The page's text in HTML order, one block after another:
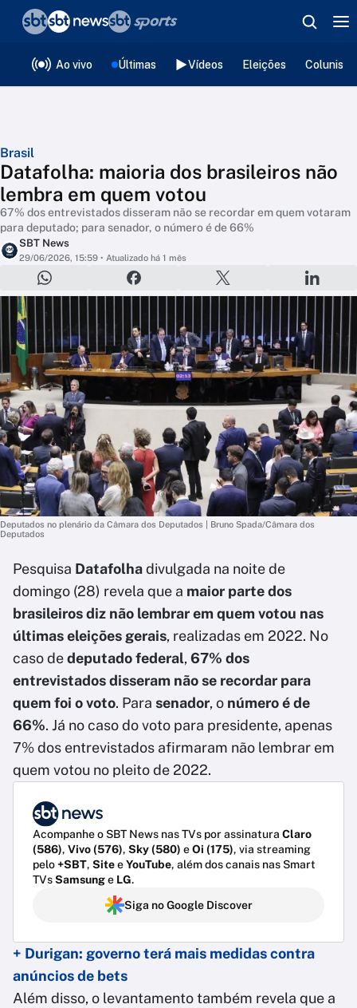
Ao vivo Últimas Vídeos Eleições
Brasil
Datafolha: maioria dos brasileiros não
lembra em quem votou
67% dos entrevistados disseram não se recordar em quem votaram
para deputado; para senador, o número é de 66%
SBT News
29/06/2026, 15:59 • Atualizado há 1 mês
Deputados no plenário da Câmara dos Deputados | Bruno Spada/Câmara dos
Deputados
Pesquisa Datafolhadivulgada na noite de
domingo (28) revela que a maior parte dos
brasileiros diz não lembrar em quem votou nas
últimas eleições gerais, realizadas em 2022. No
caso dedeputado federal, 67% dos
entrevistados disseram não se recordar para
quem foi o voto. Para senador, o número é de
66%. Já no caso do voto para presidente, apenas
7% dos entrevistados afirmaram não lembrar em
quem votou no pleito de 2022.
Acompanhe o SBT News nas TVs por assinatura Claro
(586), Vivo (576), Sky (580) eOi (175), via streaming
pelo+SBT, SiteeYouTube, além dos canais nas Smart
TVsSamsunge LG.
Siga no Google Discover
+ Durigan: governo terá mais medidas contra
anúncios de bets
Além disso, o levantamento também revela que a
❮voltar
Editorias